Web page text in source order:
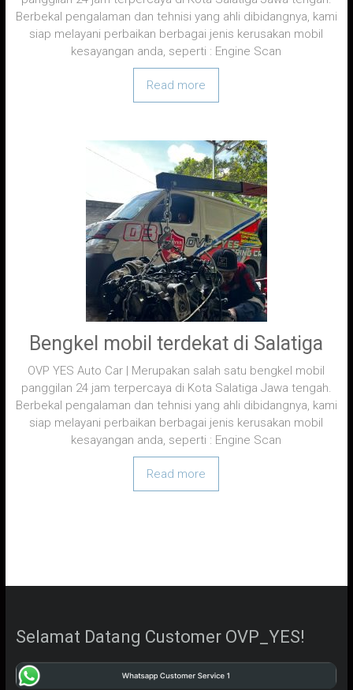
Berbekal pengalaman dan tehnisi yang ahli dibidangnya, kami
siap melayani perbaikan berbagai jenis kerusakan mobil
kesayangan anda, seperti : Engine Scan
Read more
Bengkel mobil terdekat di Salatiga
OVP YES Auto Car | Merupakan salah satu bengkel mobil
panggilan 24 jam terpercaya di Kota Salatiga Jawa tengah.
Berbekal pengalaman dan tehnisi yang ahli dibidangnya, kami
siap melayani perbaikan berbagai jenis kerusakan mobil
kesayangan anda, seperti : Engine Scan
Read more
Selamat Datang Customer OVP_YES!